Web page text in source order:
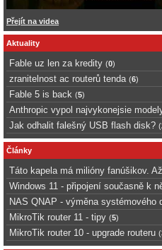
Přejít na videa
Aktuality
Fable uz len za kredity (0)
zranitelnost ac routerů tenda (6)
Fable 5 is back (5)
Anthropic vypol najvykonejsie
Jak odhalit falešný USB flash disk? (
Články
Táto kapela má milióny fanúšikov.
Windows 11 - připojení současně k
NAS QNAP - výměna systémového
MikroTik router 11 - tipy (5)
MikroTik router 10 - upgrade routeru (